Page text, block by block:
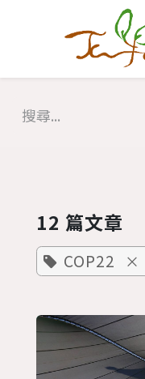
12 篇文章
COP22 ×